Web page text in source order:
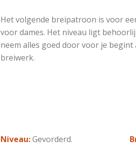
Het volgende breipatroon is voor
voor dames. Het niveau ligt
neem alles goed door voor je begint
breiwerk.
Niveau:Gevorderd.